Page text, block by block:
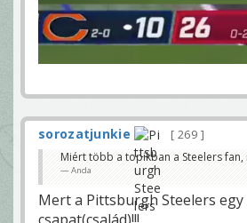
sorozatjunkie
269
Miért több a topikban a Steelers fan,
Anda
Mert a Pittsburgh Steelers egy